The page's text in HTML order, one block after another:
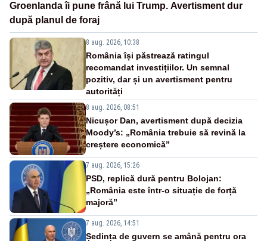
Groenlanda îi pune frână lui Trump. Avertisment dur
după planul de foraj
8 aug. 2026, 10:38
România își păstrează ratingul
recomandat investițiilor. Un semnal
pozitiv, dar și un avertisment pentru
autorități
8 aug. 2026, 08:51
Nicușor Dan, avertisment după decizia
Moody’s: „România trebuie să revină la
creștere economică”
7 aug. 2026, 15:26
PSD, replică dură pentru Bolojan:
„România este într-o situație de forță
majoră”
7 aug. 2026, 14:51
Ședința de guvern se amână pentru ora